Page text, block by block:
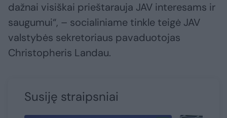
dažnai visiškai prieštarauja JAV interesams ir
saugumui“, – socialiniame tinkle teigė JAV
valstybės sekretoriaus pavaduotojas
Christopheris Landau.
Susiję straipsniai